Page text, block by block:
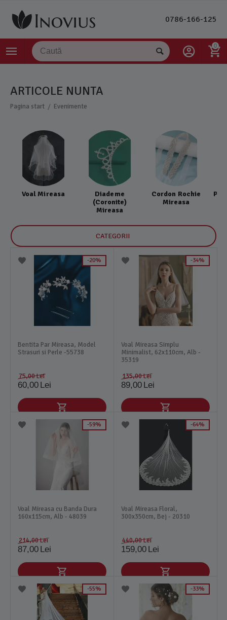
0786-166-125
0
ARTICOLE NUNTA
Pagina start / Evenimente
Voal Mireasa
Diademe
(Coronite)
Mireasa
Cordon Rochie
Mireasa
CATEGORII
20%
Bentita Par Mireasa, Model
Strasuri si Perle -55738
75,00Lei
60,00 Lei
34%
Voal Mireasa Simplu
Minimalist, 62x110cm, Alb -
35319
135,00Lei
89,00 Lei
59%
Voal Mireasa cu Banda Dura
160x115cm, Alb - 48039
214,00Lei
87,00 Lei
64%
Voal Mireasa Floral,
300x350cm, Bej - 20310
440,00Lei
159,00 Lei
55% 33%